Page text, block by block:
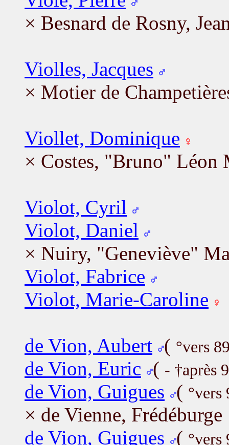
× Besnard de Rosny,
Violles, Jacques
× Motier de
Viollet, Dominique
× Costes, "Bruno" Léon
Violot, Cyril
Violot, Daniel
× Nuiry, "Geneviève"
Violot, Fabrice
Violot, Marie-Caroline
de Vion, Aubert ( °vers
de Vion, Euric ( - †après
de Vion, Guigues ( °vers
× de Vienne, Frédéburge
de Vion, Guigues ( °vers